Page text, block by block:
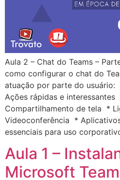
Aula 2 – Chat do Teams –
como configurar o chat do
atuação por parte do
Ações rápidas e
Compartilhamento de tela *
Videoconferência *
essenciais para uso
Aula 1 –
Microsoft